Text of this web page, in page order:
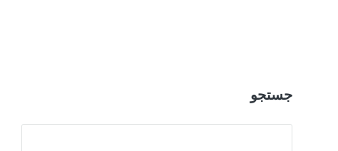
جستجو